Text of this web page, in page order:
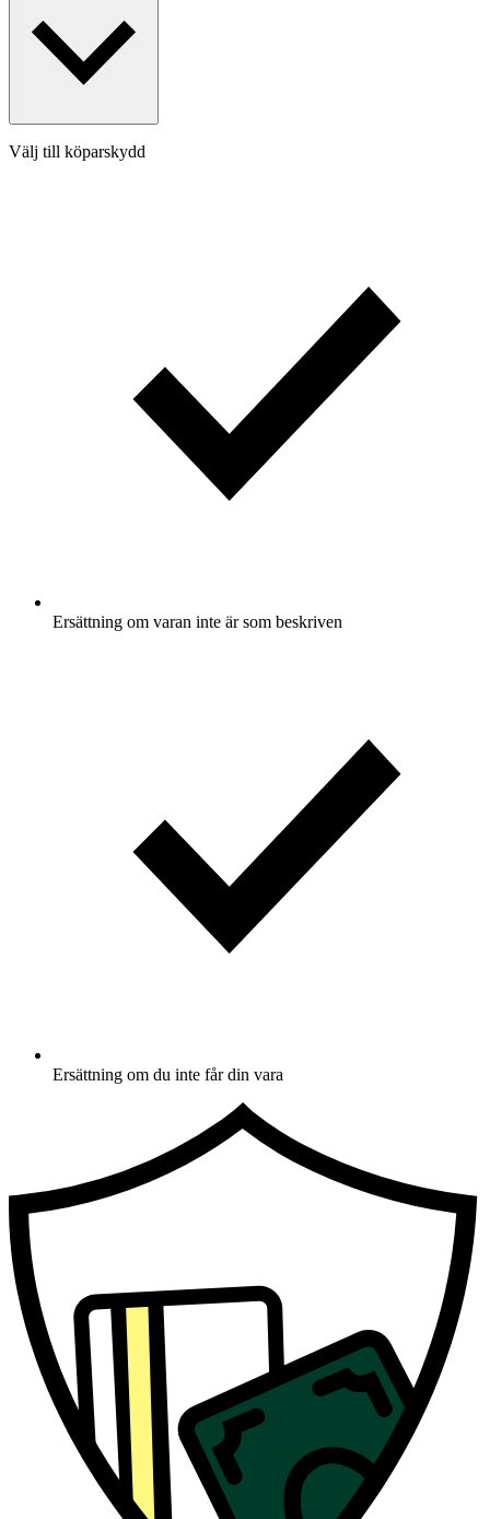
Välj till köparskydd
Ersättning om varan inte är som beskriven
Ersättning om du inte får din vara